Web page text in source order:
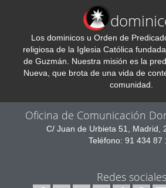
Los dominicos u Orden de
religiosa de la Iglesia Católica
de Guzmán. Nuestra misión es la
Nueva, que brota de una vida de
comunidad.
Oficina de Comunicación
C/ Juan de Urbieta 51, Madrid,
Teléfono: 91 434 87
Redes sociales